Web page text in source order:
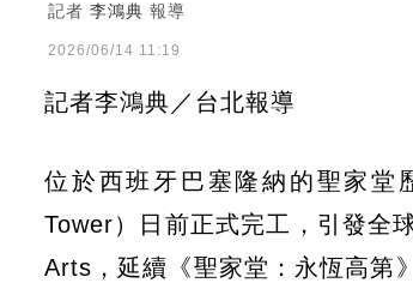
記者 李鴻典 報導
2026/06/14 11:19
記者李鴻典／台北報導
位於西班牙巴塞隆納的聖家堂
Tower）日前正式完工，引發全
Arts，延續《聖家堂：永恆高第